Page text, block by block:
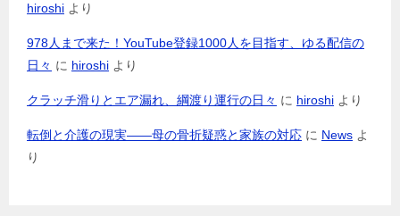
hiroshi より
978人まで来た！YouTube登録1000人を目指す、ゆる配信の
日々 に hiroshi より
クラッチ滑りとエア漏れ、綱渡り運行の日々 に hiroshi より
転倒と介護の現実――母の骨折疑惑と家族の対応 に News よ
り